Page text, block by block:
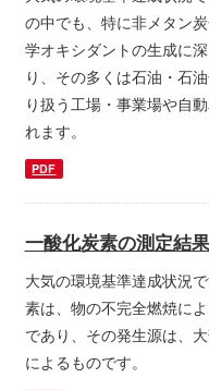
の中でも、特に非メタン
学オキシダントの生成に
り、その多くは石油・石
り扱う工場・事業場や自
れます。
PDF
一酸化炭素の測定結果
大気の環境基準達成状況
素は、物の不完全燃焼に
であり、その発生源は、
によるものです。